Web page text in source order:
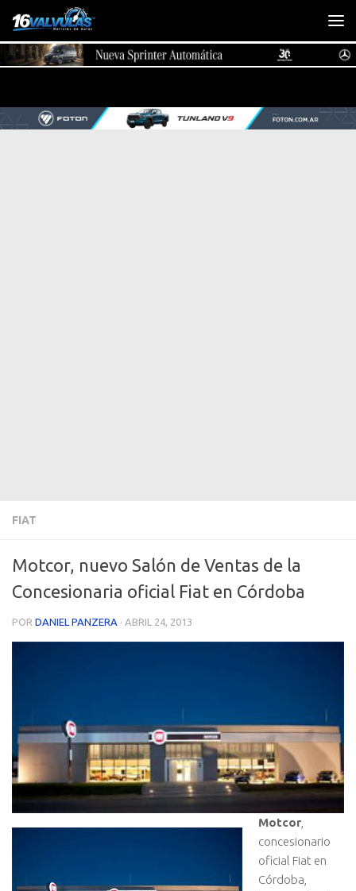
Saltar al contenido
FIAT
Motcor, nuevo Salón de Ventas de la
Concesionaria oficial Fiat en Córdoba
POR DANIEL PANZERA · ABRIL 24, 2013
Motcor
concesionario
oficial Fiat en
Córdoba,